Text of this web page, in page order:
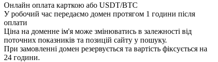
Онлайн оплата карткою або USDT/BTC
У робочий час передаємо домен протягом 1 години після
оплати
Ціна на доменне ім'я може змінюватись в залежності від
поточних показників та позицій сайту у пошуку.
При замовленні домен резервується та вартість фіксується на
24 години.